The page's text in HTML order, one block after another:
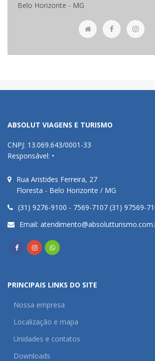
Belo Horizonte - MG
ABSOLUT VIAGENS E TURISMO
CNPJ: 13.069.643/0001-33
Responsável: •
Rua Aristides Ferreira, 27
Floresta - Belo Horizonte / MG
(31) 9276-9100 - 7569-7107 (31) 97569-
Email:
PRINCIPAIS LINKS DO SITE
Nossa empresa
Localização e mapa
Unidades e contatos
Downloads